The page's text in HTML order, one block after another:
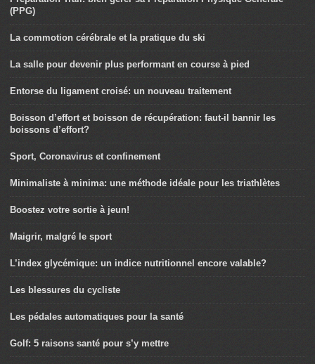
(PPG)
La commotion cérébrale et la pratique du ski
La salle pour devenir plus performant en course à pied
Entorse du ligament croisé: un nouveau traitement
Boisson d’effort et boisson de récupération: faut-il bannir les
boissons d’effort?
Sport, Coronavirus et confinement
Minimaliste à minima: une méthode idéale pour les triathlètes
Boostez votre sortie à jeun!
Maigrir, malgré le sport
L’index glycémique: un indice nutritionnel encore valable?
Les blessures du cycliste
Les pédales automatiques pour la santé
Golf: 5 raisons santé pour s’y mettre